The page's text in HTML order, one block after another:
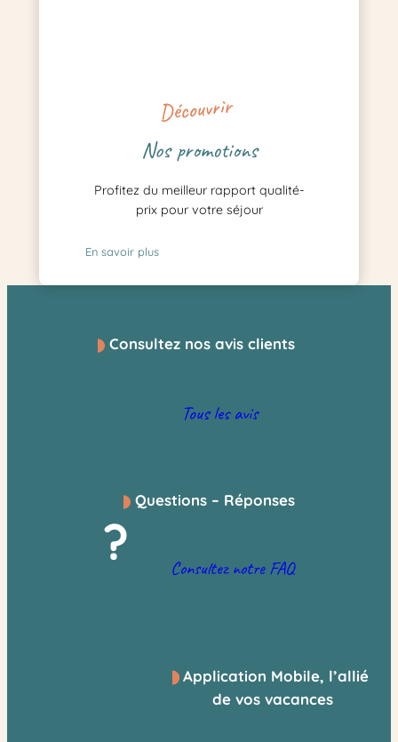
Découvrir
Nos promotions
Profitez du meilleur rapport qualité-
prix pour votre séjour
En savoir plus
Application Mobile, l’allié
de vos vacances
?
Questions – Réponses
Consultez notre FAQ
Consultez nos avis clients
Tous les avis